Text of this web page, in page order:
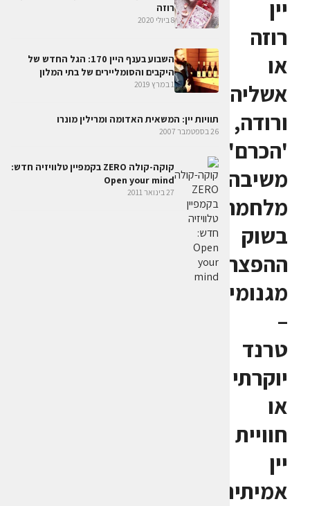
יין
רוזה
או
אשליה
ורודה,
'הכרם'
משיבה
מלחמה
בשוק
ההפצה,
מגנומים
–
טרנד
יוקרתי
או
חוויית
יין
אמיתית?
רוזה
8 ביולי 2020
השבוע בענף היין 170: הגל החדש של
היקבים והסומליירים של בתי המלון
1 במרץ 2019
תוויות יין: המשאית האדומה ומרילין מונרו
26 בספטמבר 2007
קוקה-קולה ZERO בקמפיין טלוויזיה חדש:
Open your mind
27 בינואר 2011